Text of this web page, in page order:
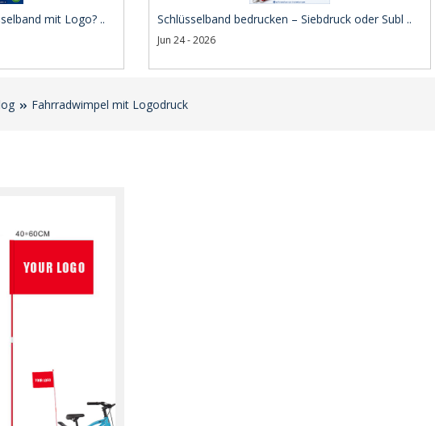
mit Logo? .. Schlüsselband bedrucken – Siebdruck oder Subl ..
Jun 24 - 2026
Fahrradwimpel mit Logodruck